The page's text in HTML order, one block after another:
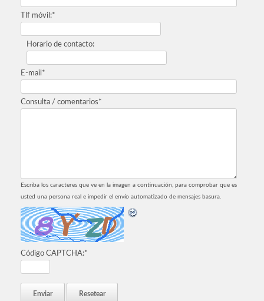
Tlf móvil:*
Horario de contacto:
E-mail *
Consulta / comentarios*
Escriba los caracteres que ve en la imagen a continuación, para comprobar que es
usted una persona real e impedir el envío automatizado de mensajes basura.
Código CAPTCHA:*